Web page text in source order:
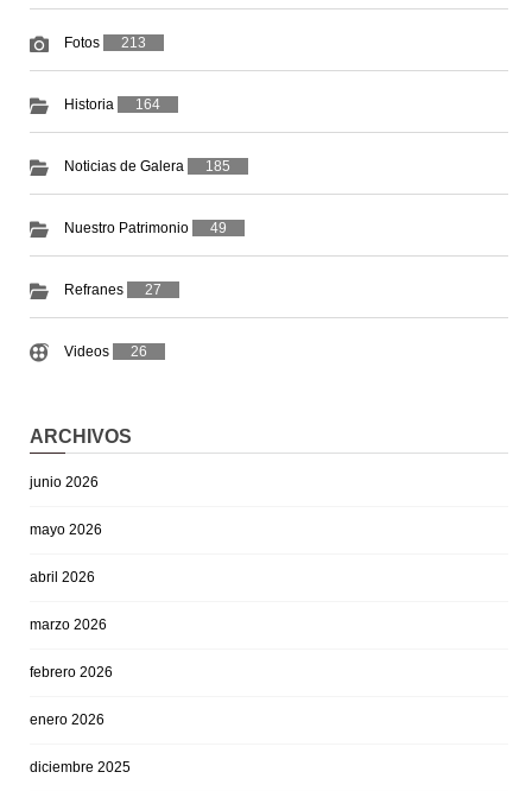
Fotos 213
Historia 164
Noticias de Galera 185
Nuestro Patrimonio 49
Refranes 27
Videos 26
ARCHIVOS
junio 2026
mayo 2026
abril 2026
marzo 2026
febrero 2026
enero 2026
diciembre 2025